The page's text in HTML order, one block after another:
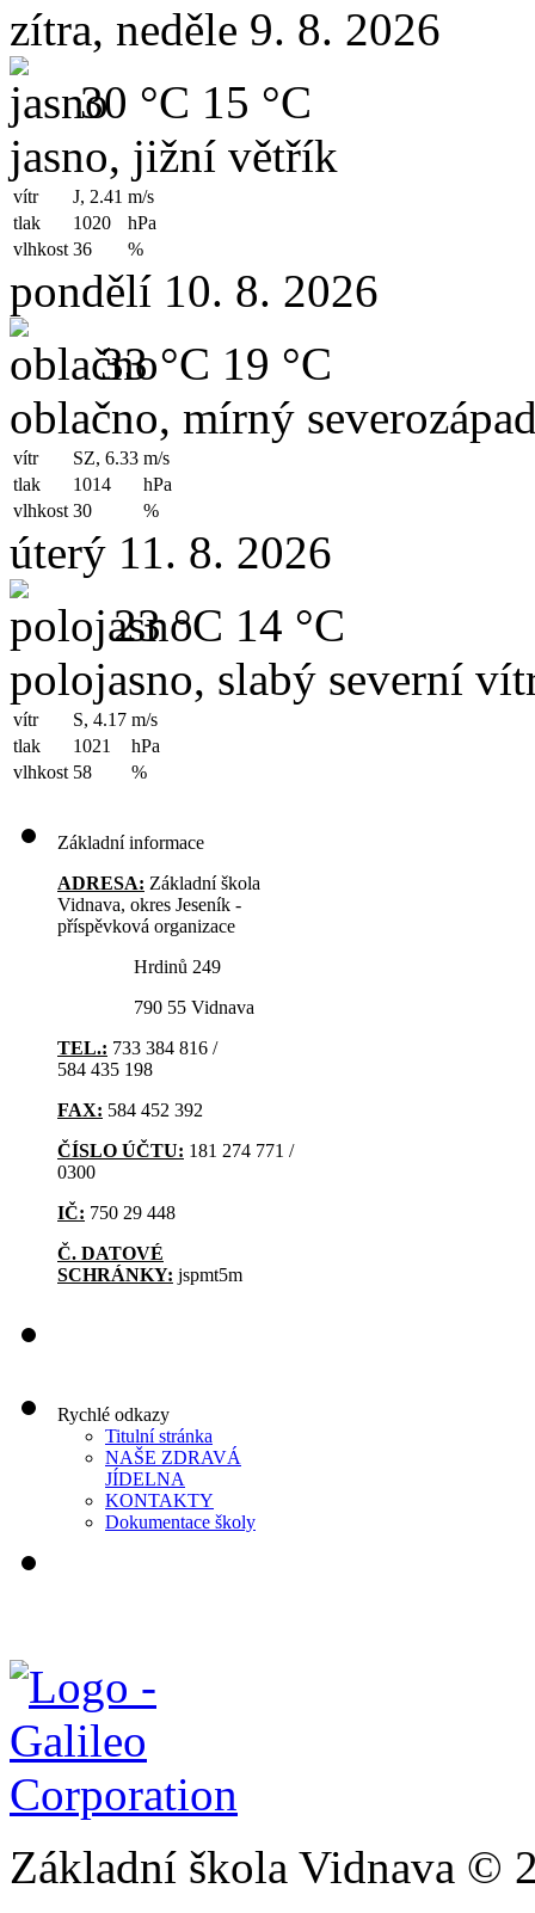
zítra, neděle 9. 8. 2026
30 °C 15 °C
jasno, jižní větřík
vítr J, 2.41 m/s
tlak
1020
hPa
vlhkost 36 %
pondělí 10. 8. 2026
33 °C 19 °C
oblačno, mírný
vítr SZ, 6.33 m/s
tlak
1014
hPa
vlhkost 30 %
úterý 11. 8. 2026
23 °C 14 °C
polojasno, slabý severní
vítr S, 4.17 m/s
tlak
1021
hPa
vlhkost 58 %
Základní informace
ADRESA: Základní škola
Vidnava, okres Jeseník -
příspěvková organizace
Hrdinů 249
790 55 Vidnava
TEL.: 733 384 816 /
584 435 198
FAX: 584 452 392
ČÍSLO ÚČTU: 181 274 771 /
0300
IČ: 750 29 448
Č. DATOVÉ
SCHRÁNKY: jspmt5m
Rychlé odkazy
Titulní stránka
NAŠE ZDRAVÁ
JÍDELNA
KONTAKTY
Dokumentace školy
Základní škola Vidnava ©